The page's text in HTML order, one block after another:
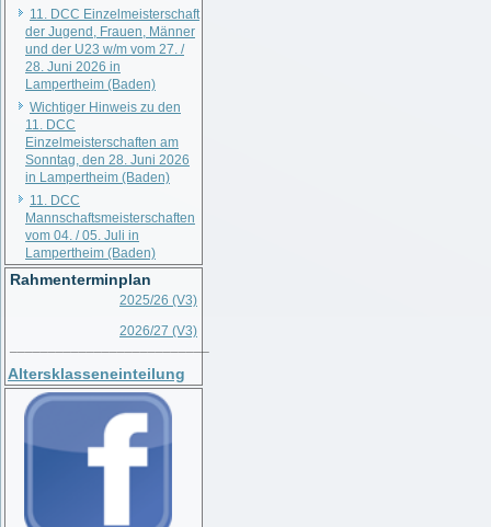
11. DCC Einzelmeisterschaft
der Jugend, Frauen, Männer
und der U23 w/m vom 27. /
28. Juni 2026 in
Lampertheim (Baden)
Wichtiger Hinweis zu den
11. DCC
Einzelmeisterschaften am
Sonntag, den 28. Juni 2026
in Lampertheim (Baden)
11. DCC
Mannschaftsmeisterschaften
vom 04. / 05. Juli in
Lampertheim (Baden)
Rahmenterminplan
2025/26 (V3)
2026/27 (V3)
Altersklasseneinteilung